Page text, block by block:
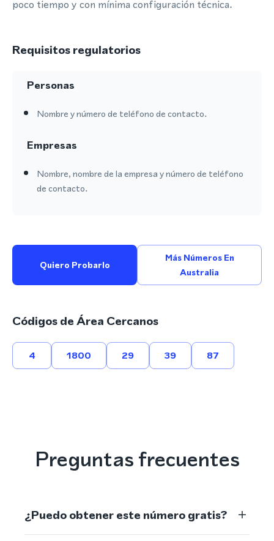
poco tiempo y con mínima configuración técnica.
Requisitos regulatorios
Personas
Nombre y número de teléfono de contacto.
Empresas
Nombre, nombre de la empresa y número de teléfono
de contacto.
Quiero Probarlo
Más Números En
Australia
Códigos de Área Cercanos
4 1800 29 39 87
Preguntas frecuentes
¿Puedo obtener este número gratis?